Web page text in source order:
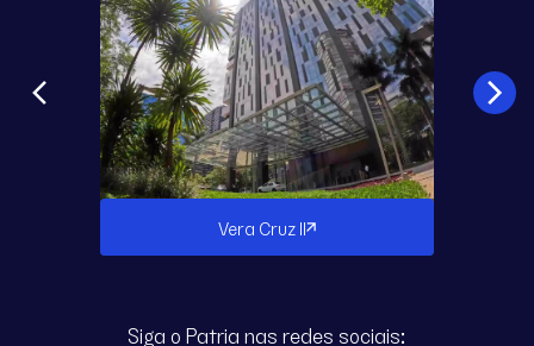
Vera Cruz II
Siga o Patria nas redes sociais: